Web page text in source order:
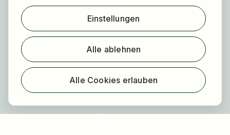
Jobs finden
Arbeitgeber finden
Registrierung
Für Arbeitgeber
Über uns
Einstellungen
Alle ablehnen
Alle Cookies erlauben